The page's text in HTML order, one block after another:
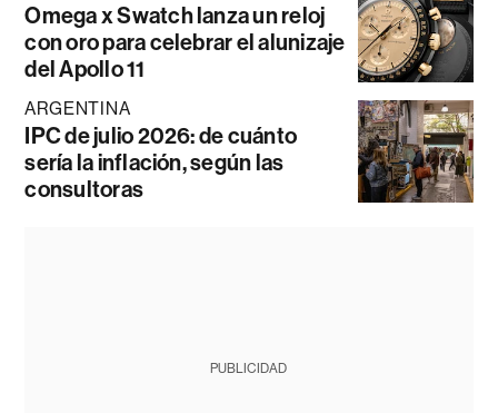
Omega x Swatch lanza un reloj
con oro para celebrar el alunizaje
del Apollo 11
ARGENTINA
IPC de julio 2026: de cuánto
sería la inflación, según las
consultoras
PUBLICIDAD